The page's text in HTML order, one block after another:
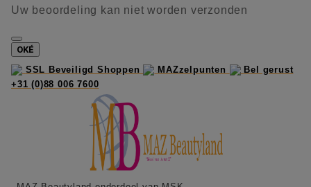
Uw beoordeling kan niet worden verzonden
OKÉ
SSL Beveiligd Shoppen
MAZzelpunten
Bel gerust
+31 (0)88 006 7600